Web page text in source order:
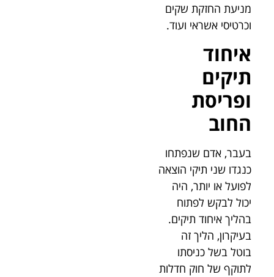
מניעת החזקת שקים
וכרטיסי אשראי ועוד.
איחוד
תיקים
ופריסת
החוב
בעבר, אדם שנפתחו
כנגדו שני תיקי הוצאה
לפועל או יותר, היה
יכול לבקש לפתוח
בהליך איחוד תיקים.
בעיקרון, הליך זה
בוטל בשל כניסתו
לתוקף של חוק חדלות